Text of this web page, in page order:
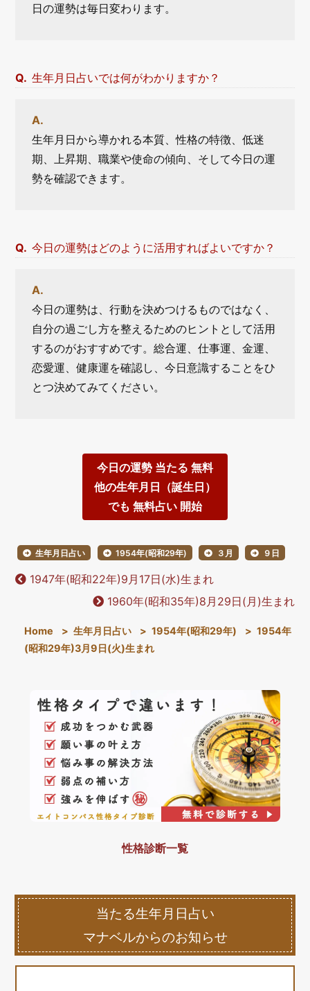
日の運勢は毎日変わります。
生年月日占いでは何がわかりますか？
生年月日から導かれる本質、性格の特徴、低迷
期、上昇期、職業や使命の傾向、そして今日の運
勢を確認できます。
今日の運勢はどのように活用すればよいですか？
今日の運勢は、行動を決めつけるものではなく、
自分の過ごし方を整えるためのヒントとして活用
するのがおすすめです。総合運、仕事運、金運、
恋愛運、健康運を確認し、今日意識することをひ
とつ決めてみてください。
今日の運勢 当たる 無料
他の生年月日（誕生日）
でも 無料占い 開始
生年月日占い 1954年(昭和29年) ３月 ９日
1947年(昭和22年)9月17日(水)生まれ
1960年(昭和35年)8月29日(月)生まれ
Home > 生年月日占い > 1954年(昭和29年) > 1954年
(昭和29年)3月9日(火)生まれ
性格診断一覧
当たる生年月日占い
マナベルからのお知らせ